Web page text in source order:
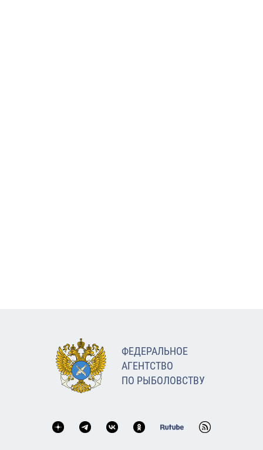
ФЕДЕРАЛЬНОЕ
АГЕНТСТВО
ПО РЫБОЛОВСТВУ